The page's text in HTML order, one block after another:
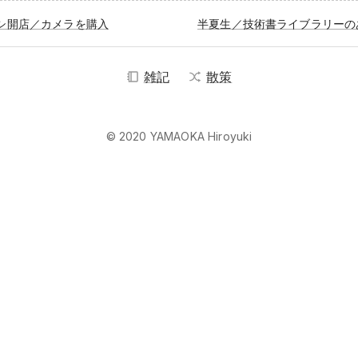
開店／カメラを購入
雑記 散策
© 2020 YAMAOKA Hiroyuki